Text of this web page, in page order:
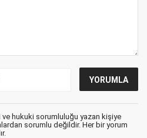
ve hukuki sorumluluğu yazan kişiye
sorumlu değildir. Her bir yorum